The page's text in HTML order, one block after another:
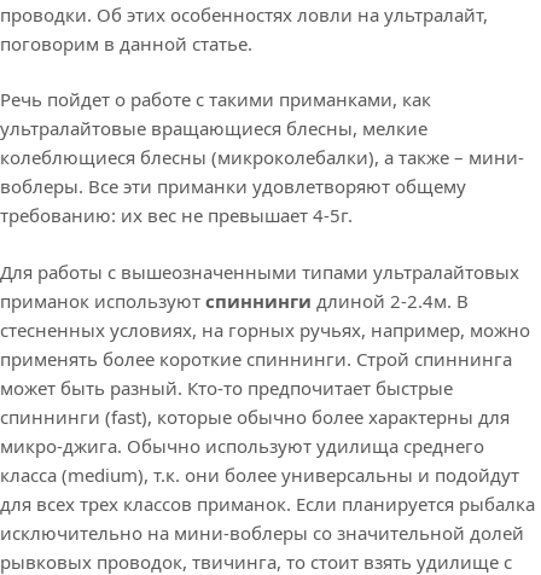
проводки. Об этих особенностях ловли на ультралайт,
поговорим в данной статье.
Речь пойдет о работе с такими приманками, как
ультралайтовые вращающиеся блесны, мелкие
колеблющиеся блесны (микроколебалки), а также – мини-
воблеры. Все эти приманки удовлетворяют общему
требованию: их вес не превышает 4-5г.
Для работы с вышеозначенными типами ультралайтовых
приманок используют спиннинги длиной 2-2.4м. В
стесненных условиях, на горных ручьях, например, можно
применять более короткие спиннинги. Строй спиннинга
может быть разный. Кто-то предпочитает быстрые
спиннинги (fast), которые обычно более характерны для
микро-джига. Обычно используют удилища среднего
класса (medium), т.к. они более универсальны и подойдут
для всех трех классов приманок. Если планируется рыбалка
исключительно на мини-воблеры со значительной долей
рывковых проводок, твичинга, то стоит взять удилище с